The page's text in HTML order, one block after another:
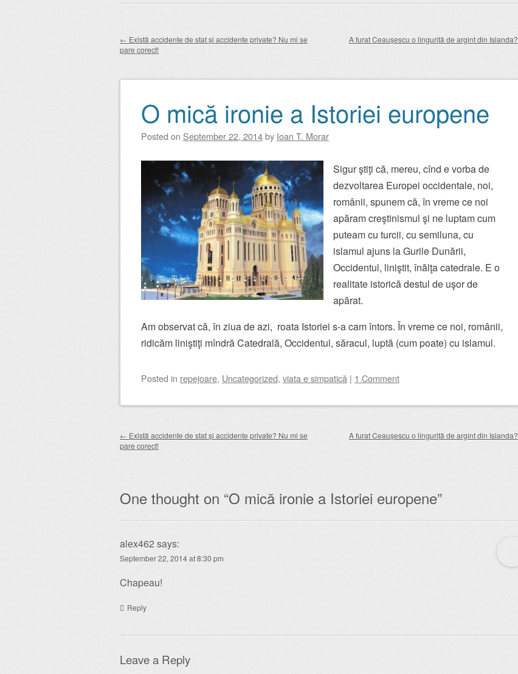
← Există accidente de stat și accidente private? Nu mi se
pare corect!
A furat Ceaușescu o linguriță de argint din Islanda?
O mică ironie a Istoriei europene
Posted on September 22, 2014by Ioan T. Morar
Sigur ştiţi că, mereu, cînd e vorba de
dezvoltarea Europei occidentale, noi,
românii, spunem că, în vreme ce noi
apăram creştinismul şi ne luptam cum
puteam cu turcii, cu semiluna, cu
islamul ajuns la Gurile Dunării,
Occidentul, liniştit, înălţa catedrale. E o
realitate istorică destul de uşor de
apărat.
Am observat că, în ziua de azi, roata Istoriei s-a cam întors. În vreme ce noi, românii,
ridicăm liniştiţi mîndră Catedrală, Occidentul, săracul, luptă (cum poate) cu islamul.
Posted in repejoare, Uncategorized, viata e simpatică | 1 Comment
Post navigation
← Există accidente de stat și accidente private? Nu mi se
pare corect!
A furat Ceaușescu o linguriță de argint din Islanda?
One thought on “O mică ironie a Istoriei europene”
alex462 says:
September 22, 2014 at 8:30 pm
Chapeau!
Reply
Leave a Reply